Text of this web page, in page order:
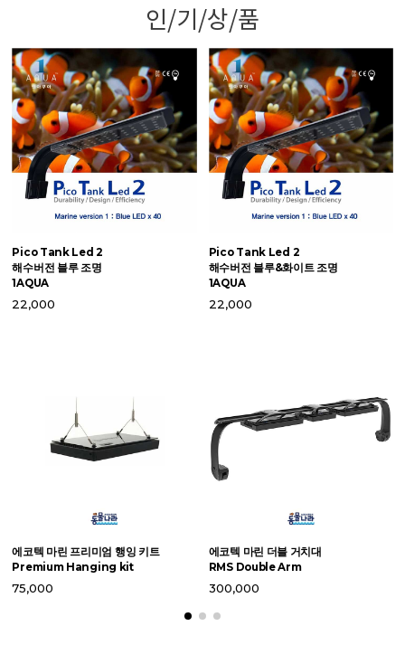
인/기/상/품
Pico Tank Led 2
해수버전 블루 조명
1AQUA
22,000
Pico Tank Led 2
해수버전 블루&화이트 조명
1AQUA
22,000
에코텍 마린 프리미엄 행잉 키트
Premium Hanging kit
75,000
에코텍 마린 더블 거치대
RMS Double Arm
300,000